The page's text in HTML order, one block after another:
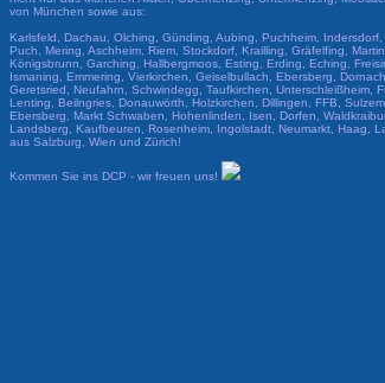
von München sowie aus:
Karlsfeld, Dachau, Olching, Günding, Aubing, Puchheim,
Puch, Mering, Aschheim, Riem, Stockdorf, Krailling, Gräfelfing,
Königsbrunn, Garching, Hallbergmoos, Esting, Erding, Eching,
Ismaning, Emmering, Vierkirchen, Geiselbullach, Ebersberg,
Geretsried, Neufahrn, Schwindegg, Taufkirchen, Unterschleißheim,
Lenting, Beilngries, Donauwörth, Holzkirchen, Dillingen, FFB,
Ebersberg, Markt Schwaben, Hohenlinden, Isen, Dorfen,
Landsberg, Kaufbeuren, Rosenheim, Ingolstadt, Neumarkt, Haag,
aus Salzburg, Wien und Zürich!
Kommen Sie ins DCP - wir freuen uns!